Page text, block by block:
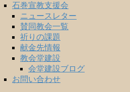
石巻宣教支援会
ニュースレター
賛同教会一覧
祈りの課題
献金先情報
教会堂建設
会堂建設ブログ
お問い合わせ